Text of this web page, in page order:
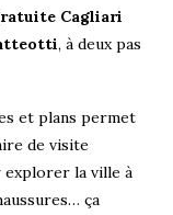
Cagliari
, à deux pas
et plans permet
de visite
explorer la ville à
ça